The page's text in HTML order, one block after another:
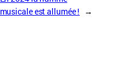
musicale est allumée ! →